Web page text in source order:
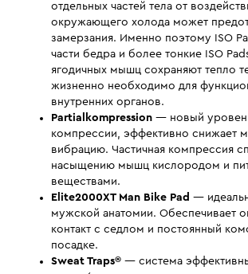
отдельных частей тела от
окружающего холода может
замерзания. Именно поэтому ISO
части бедра и более тонкие ISO
ягодичных мышц сохраняют тепло
жизненно необходимо для
внутренних органов.
Partialkompression — новый
компрессии, эффективно снижает
вибрацию. Частичная компрессия
насыщению мышц кислородом и
веществами.
Elite2000XT Man Bike Pad —
мужской анатомии. Обеспечивает
контакт с седлом и постоянный
посадке.
Sweat Traps® — система